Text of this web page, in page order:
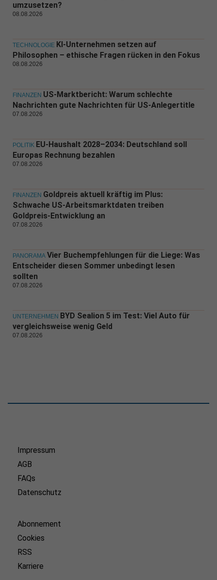
umzusetzen?
08.08.2026
TECHNOLOGIE KI-Unternehmen setzen auf
Philosophen – ethische Fragen rücken in den Fokus
08.08.2026
FINANZEN US-Marktbericht: Warum schlechte
Nachrichten gute Nachrichten für US-Anlegertitle
07.08.2026
POLITIK EU-Haushalt 2028–2034: Deutschland soll
Europas Rechnung bezahlen
07.08.2026
FINANZEN Goldpreis aktuell kräftig im Plus:
Schwache US-Arbeitsmarktdaten treiben
Goldpreis-Entwicklung an
07.08.2026
PANORAMA Vier Buchempfehlungen für die Liege: Was
Entscheider diesen Sommer unbedingt lesen
sollten
07.08.2026
UNTERNEHMEN BYD Sealion 5 im Test: Viel Auto für
vergleichsweise wenig Geld
07.08.2026
Impressum
AGB
FAQs
Datenschutz
Abonnement
Cookies
RSS
Karriere